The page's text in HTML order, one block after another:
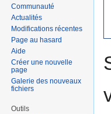
Communauté
Actualités
Modifications récentes
Page au hasard
Aide
Créer une nouvelle
page
Galerie des nouveaux
fichiers
Outils